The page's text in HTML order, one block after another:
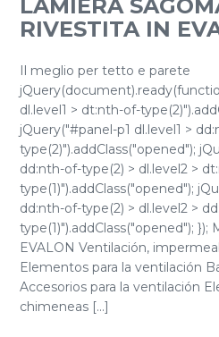
LAMIERA
RIVESTITA IN
Il meglio per tetto e parete
dl.level1 > dt:nth-of-
jQuery("#panel-p1 dl.level1 >
type(2)").addClass("opened");
dd:nth-of-type(2) > dl.level2 >
type(1)").addClass("opened");
dd:nth-of-type(2) > dl.level2 >
type(1)").addClass("opened");
EVALON Ventilación,
Elementos para la ventilación
Accesorios para la ventilación
chimeneas [...]